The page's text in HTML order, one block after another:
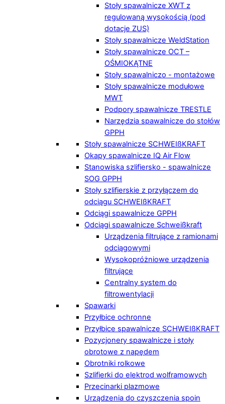
Stoły spawalnicze XWT z
regulowaną wysokością (pod
dotacje ZUS)
Stoły spawalnicze WeldStation
Stoły spawalnicze OCT –
OŚMIOKĄTNE
Stoły spawalniczo - montażowe
Stoły spawalnicze modułowe
MWT
Podpory spawalnicze TRESTLE
Narzędzia spawalnicze do stołów
GPPH
Stoły spawalnicze SCHWEIßKRAFT
Okapy spawalnicze IQ Air Flow
Stanowiska szlifiersko - spawalnicze
SOG GPPH
Stoły szlifierskie z przyłączem do
odciągu SCHWEIßKRAFT
Odciągi spawalnicze GPPH
Odciągi spawalnicze Schweißkraft
Urządzenia filtrujące z ramionami
odciągowymi
Wysokopróżniowe urządzenia
filtrujące
Centralny system do
filtrowentylacji
Spawarki
Przyłbice ochronne
Przyłbice spawalnicze SCHWEIßKRAFT
Pozycjonery spawalnicze i stoły
obrotowe z napędem
Obrotniki rolkowe
Szlifierki do elektrod wolframowych
Przecinarki plazmowe
Urządzenia do czyszczenia spoin